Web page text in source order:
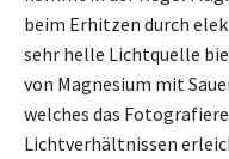
beim Erhitzen durch
sehr helle Lichtquelle
von Magnesium mit
welches das
Lichtverhältnissen